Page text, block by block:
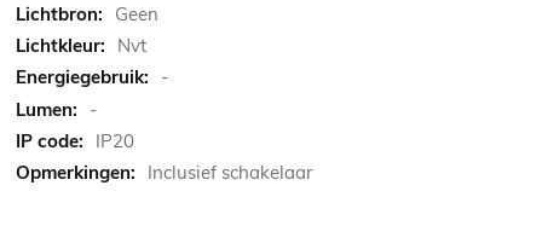
Geen
Nvt
-
-
IP20
Inclusief schakelaar